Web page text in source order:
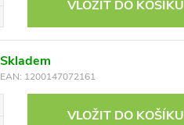
VLOŽIT DO KOŠÍKU
Skladem
EAN: 1200147072161
VLOŽIT DO KOŠÍKU